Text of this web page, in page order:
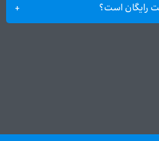
رایگان است؟